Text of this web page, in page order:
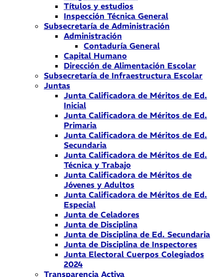
Títulos y estudios
Inspección Técnica General
Subsecretaría de Administración
Administración
Contaduría General
Capital Humano
Dirección de Alimentación Escolar
Subsecretaría de Infraestructura Escolar
Juntas
Junta Calificadora de Méritos de Ed.
Inicial
Junta Calificadora de Méritos de Ed.
Primaria
Junta Calificadora de Méritos de Ed.
Secundaria
Junta Calificadora de Méritos de Ed.
Técnica y Trabajo
Junta Calificadora de Méritos de
Jóvenes y Adultos
Junta Calificadora de Méritos de Ed.
Especial
Junta de Celadores
Junta de Disciplina
Junta de Disciplina de Ed. Secundaria
Junta de Disciplina de Inspectores
Junta Electoral Cuerpos Colegiados
2024
Transparencia Activa